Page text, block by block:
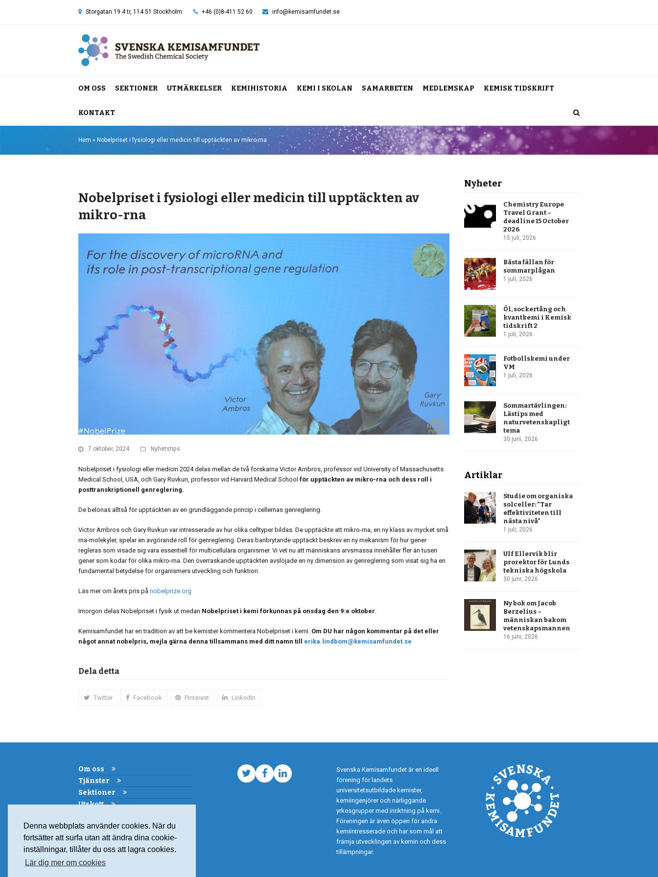
Denna webbplats använder cookies. När du
fortsätter att surfa utan att ändra dina cookie-
inställningar, tillåter du oss att lagra cookies.
Lär dig mer om cookies
Storgatan 19 4 tr, 114 51 Stockholm +46 (0)8-411 52 60 info@kemisamfundet.se
OM OSS SEKTIONER UTMÄRKELSER KEMIHISTORIA KEMI I SKOLAN SAMARBETEN MEDLEMSKAP KEMISK TIDSKRIFT
KONTAKT
Hem » Nobelpriset i fysiologi eller medicin till upptäckten av mikro-rna
Nobelpriset i fysiologi eller medicin till upptäckten av
mikro-rna
7 oktober, 2024 Nyhetstips
Nobelpriset i fysiologi eller medicin 2024 delas mellan de två forskarna Victor Ambros, professor vid University of Massachusetts
Medical School, USA, och Gary Ruvkun, professor vid Harvard Medical School för upptäckten av mikro-rna och dess roll i
posttranskriptionell genreglering.
De belönas alltså för upptäckten av en grundläggande princip i cellernas genreglering.
Victor Ambros och Gary Ruvkun var intresserade av hur olika celltyper bildas. De upptäckte att mikro-rna, en ny klass av mycket små
rna-molekyler, spelar en avgörande roll för genreglering. Deras banbrytande upptäckt beskrev en ny mekanism för hur gener
regleras som visade sig vara essentiell för multicellulära organismer. Vi vet nu att människans arvsmassa innehåller fler än tusen
gener som kodar för olika mikro-rna. Den överraskande upptäckten avslöjade en ny dimension av genreglering som visat sig ha en
fundamental betydelse för organismers utveckling och funktion.
Läs mer om årets pris på nobelprize.org
Imorgon delas Nobelpriset i fysik ut medan Nobelpriset i kemi förkunnas på onsdag den 9:e oktober
Kemisamfundet har en tradition av att be kemister kommentera Nobelpriset i kemi. Om DU har någon kommentar på det eller
något annat nobelpris, mejla gärna denna tillsammans med ditt namn till erika.lindbom@kemisamfundet.se
Dela detta
Twitter Facebook Pinterest LinkedIn
Nyheter
Chemistry Europe
Travel Grant –
deadline 15 October
2026
15 juli, 2026
Bästa fällan för
sommarplågan
1 juli, 2026
Öl, sockertång och
kvantkemi i Kemisk
tidskrift 2
1 juli, 2026
Fotbollskemi under
VM
1 juli, 2026
Sommartävlingen:
Lästips med
naturvetenskapligt
tema
30 juni, 2026
Artiklar
Studie om organiska
solceller: ”Tar
effektiviteten till
nästa nivå”
1 juli, 2026
Ulf Ellervik blir
prorektor för Lunds
tekniska högskola
30 juni, 2026
Ny bok om Jacob
Berzelius –
människan bakom
vetenskapsmannen
16 juni, 2026
Om oss
Tjänster
Sektioner
Utskott
Samarbeten
Medlemskap
Kontakt
TwitterFacebook
LinkedIn
Svenska Kemisamfundet är en ideell
förening för landets
universitetsutbildade kemister,
kemiingenjörer och närliggande
yrkesgrupper med inriktning på kemi.
Föreningen är även öppen för andra
kemiintresserade och har som mål att
främja utvecklingen av kemin och dess
tillämpningar.